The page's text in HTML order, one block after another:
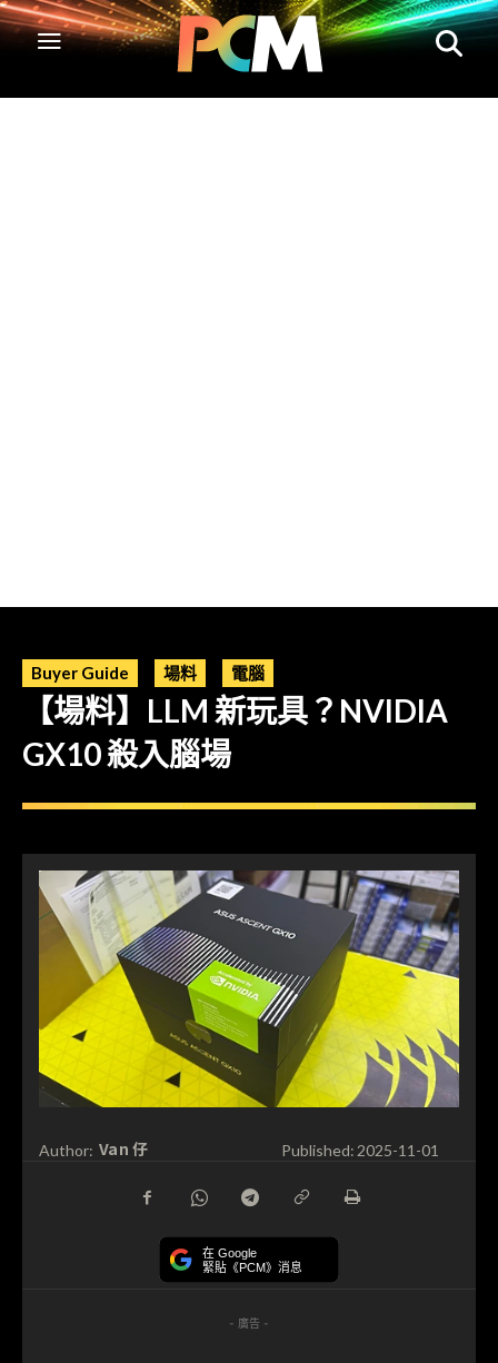
Buyer Guide 場料 電腦
【場料】LLM 新玩具？NVIDIA
GX10 殺入腦場
Author: Van 仔 Published: 2025-11-01
在 Google
緊貼《PCM》消息
- 廣告 -